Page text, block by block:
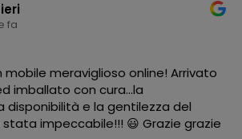
fa
meraviglioso online! Arrivato
imballato con cura...la
disponibilità e la gentilezza del
impeccabile!!! 😃 Grazie grazie